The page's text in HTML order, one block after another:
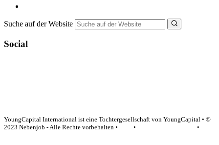
Suche auf der Website
Social
YoungCapital International ist eine Tochtergesellschaft von YoungCapital • ©
2023 Nebenjob - Alle Rechte vorbehalten •
•
•